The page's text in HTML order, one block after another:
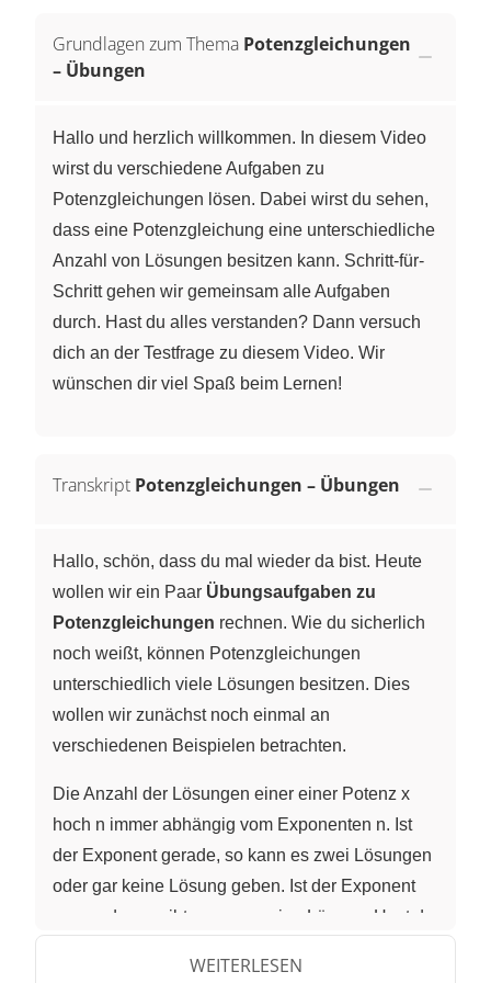
Grundlagen zum Thema Potenzgleichungen
– Übungen
Hallo und herzlich willkommen. In diesem Video
wirst du verschiedene Aufgaben zu
Potenzgleichungen lösen. Dabei wirst du sehen,
dass eine Potenzgleichung eine unterschiedliche
Anzahl von Lösungen besitzen kann. Schritt-für-
Schritt gehen wir gemeinsam alle Aufgaben
durch. Hast du alles verstanden? Dann versuch
dich an der Testfrage zu diesem Video. Wir
wünschen dir viel Spaß beim Lernen!
Transkript Potenzgleichungen – Übungen
Hallo, schön, dass du mal wieder da bist. Heute
wollen wir ein Paar Übungsaufgaben zu
Potenzgleichungen rechnen. Wie du sicherlich
noch weißt, können Potenzgleichungen
unterschiedlich viele Lösungen besitzen. Dies
wollen wir zunächst noch einmal an
verschiedenen Beispielen betrachten.
Die Anzahl der Lösungen einer einer Potenz x
hoch n immer abhängig vom Exponenten n. Ist
der Exponent gerade, so kann es zwei Lösungen
oder gar keine Lösung geben. Ist der Exponent
ungerade, so gibt es genau eine Lösung. Hast du
uns nun an die fünf Beispiele wagen, die ich zur
WEITERLESEN